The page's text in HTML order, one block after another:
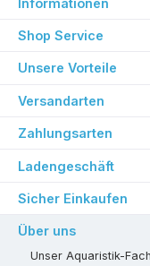
Shop Service
Unsere Vorteile
Versandarten
Zahlungsarten
Ladengeschäft
Sicher Einkaufen
Über uns
Unser Aquaristik-